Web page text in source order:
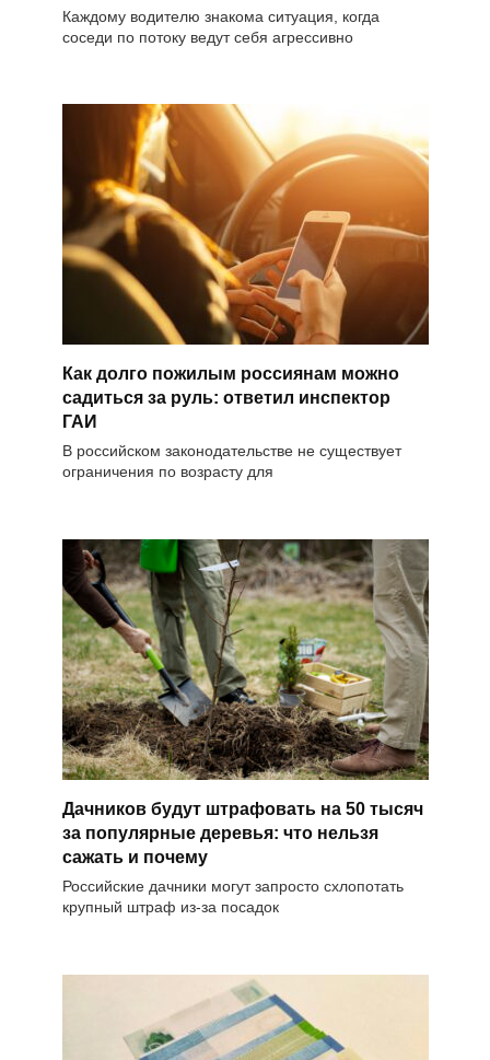
Каждому водителю знакома ситуация, когда
соседи по потоку ведут себя агрессивно
Как долго пожилым россиянам можно
садиться за руль: ответил инспектор
ГАИ
В российском законодательстве не существует
ограничения по возрасту для
Дачников будут штрафовать на 50 тысяч
за популярные деревья: что нельзя
сажать и почему
Российские дачники могут запросто схлопотать
крупный штраф из-за посадок